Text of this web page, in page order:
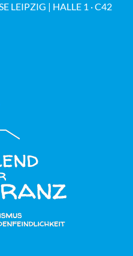
LEIPZIG | HALLE 1 · C42